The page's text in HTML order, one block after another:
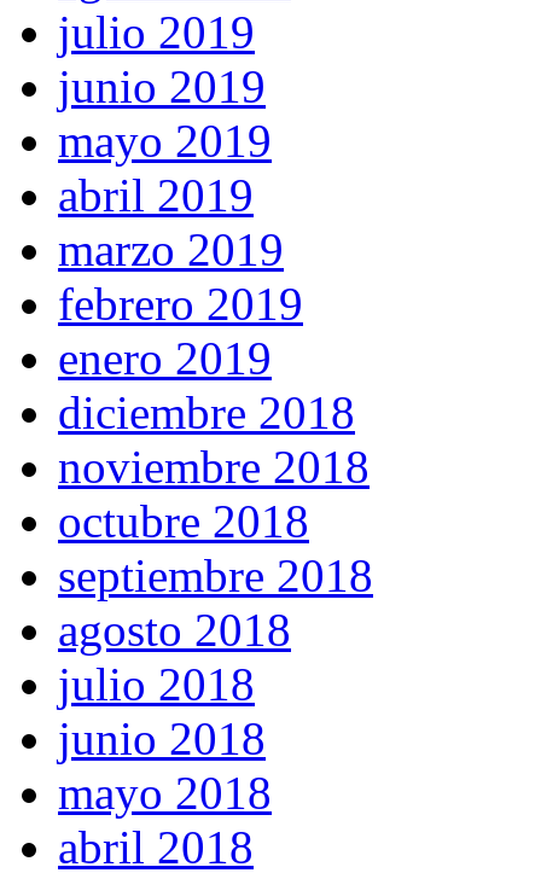
julio 2019
junio 2019
mayo 2019
abril 2019
marzo 2019
febrero 2019
enero 2019
diciembre 2018
noviembre 2018
octubre 2018
septiembre 2018
agosto 2018
julio 2018
junio 2018
mayo 2018
abril 2018